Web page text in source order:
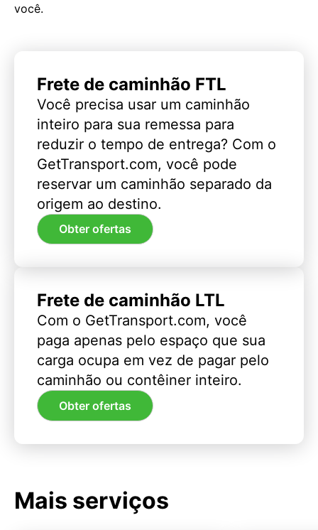
você.
Frete de caminhão FTL
Você precisa usar um caminhão
inteiro para sua remessa para
reduzir o tempo de entrega? Com o
GetTransport.com, você pode
reservar um caminhão separado da
origem ao destino.
Obter ofertas
Frete de caminhão LTL
Com o GetTransport.com, você
paga apenas pelo espaço que sua
carga ocupa em vez de pagar pelo
caminhão ou contêiner inteiro.
Obter ofertas
Mais serviços